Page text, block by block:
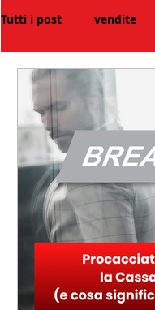
Tutti i post vendite
interviste
reti vendita in
bio biography